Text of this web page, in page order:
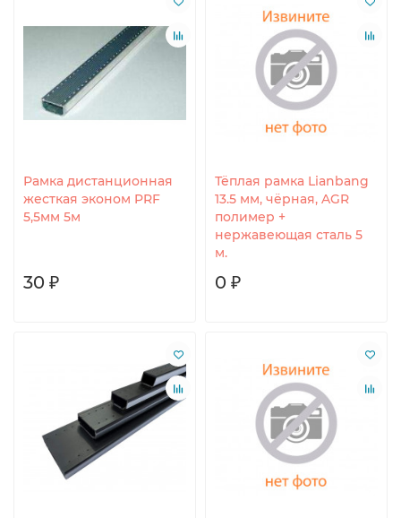
Рамка дистанционная
жесткая эконом PRF
5,5мм 5м
30 ₽
Тёплая рамка Lianbang
13.5 мм, чёрная, AGR
полимер +
нержавеющая сталь 5
м.
0 ₽